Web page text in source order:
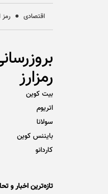
اقتصادی رمز
بروزرسانی:
رمزارز
بیت کوین
اتریوم
سولانا
بایننس کوین
کاردانو
تازه‌ترین اخبار و